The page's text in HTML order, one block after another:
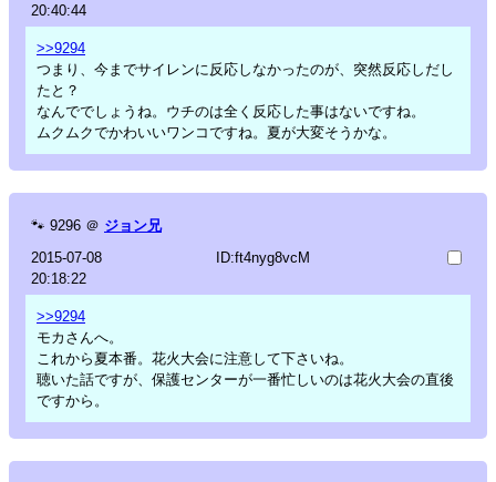
20:40:44
>>9294
つまり、今までサイレンに反応しなかったのが、突然反応しだし
たと？
なんででしょうね。ウチのは全く反応した事はないですね。
ムクムクでかわいいワンコですね。夏が大変そうかな。
🐾 9296 ＠ ジョン兄
2015-07-08
20:18:22
ID:ft4nyg8vcM
>>9294
モカさんへ。
これから夏本番。花火大会に注意して下さいね。
聴いた話ですが、保護センターが一番忙しいのは花火大会の直後
ですから。